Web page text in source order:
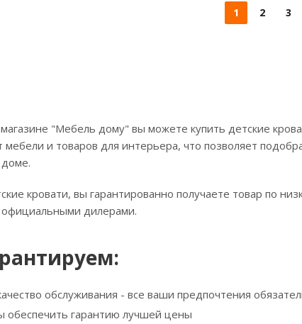
1 2 3
"Мебель дому" вы можете купить детские
мебели и товаров для интерьера, что позволяет
кровати, вы гарантированно получаете товар по
официальными дилерами.
обслуживания - все ваши предпочтения
обеспечить гарантию лучшей цены